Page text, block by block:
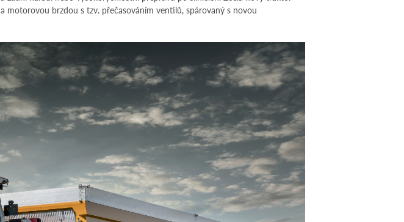
a motorovou brzdou s tzv. přečasováním ventilů, spárovaný s novou